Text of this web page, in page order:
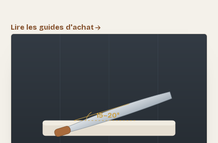
Lire les guides d'achat
15–20°